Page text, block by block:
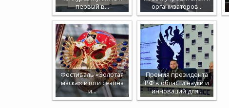
первый в…
организаторов…
Фестиваль «Золотая
маска»: итоги сезона
и…
Премия президента
РФ в области науки и
инноваций для…